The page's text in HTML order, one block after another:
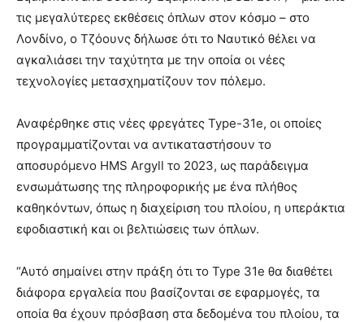
τις μεγαλύτερες εκθέσεις όπλων στον κόσμο – στο
Λονδίνο, ο Τζόουνς δήλωσε ότι το Ναυτικό θέλει να
αγκαλιάσει την ταχύτητα με την οποία οι νέες
τεχνολογίες μετασχηματίζουν τον πόλεμο.
Αναφέρθηκε στις νέες φρεγάτες Type-31e, οι οποίες
προγραμματίζονται να αντικαταστήσουν το
αποσυρόμενο HMS Argyll το 2023, ως παράδειγμα
ενσωμάτωσης της πληροφορικής με ένα πλήθος
καθηκόντων, όπως η διαχείριση του πλοίου, η υπεράκτια
εφοδιαστική και οι βελτιώσεις των όπλων.
“Αυτό σημαίνει στην πράξη ότι το Type 31e θα διαθέτει
διάφορα εργαλεία που βασίζονται σε εφαρμογές, τα
οποία θα έχουν πρόσβαση στα δεδομένα του πλοίου, τα